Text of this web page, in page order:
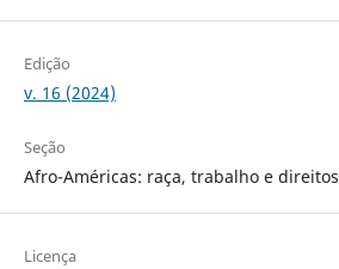
Edição
v. 16 (2024)
Seção
Afro-Américas: raça, trabalho e direitos
Licença